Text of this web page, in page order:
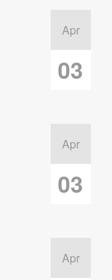
Apr
03
Apr
03
Apr